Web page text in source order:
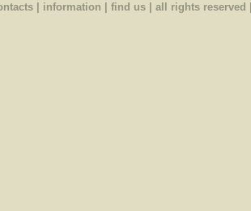
| information find us| all rights reserved |